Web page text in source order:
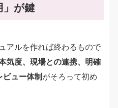
」が鍵
アルを作れば終わるもので
気度、現場との連携、明確
ュー体制 がそろって初め